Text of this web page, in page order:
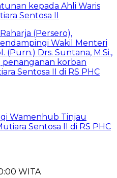
kepada Ahli Waris
Sentosa II
Wamenhub Tinjau
Sentosa II di RS PHC
WITA